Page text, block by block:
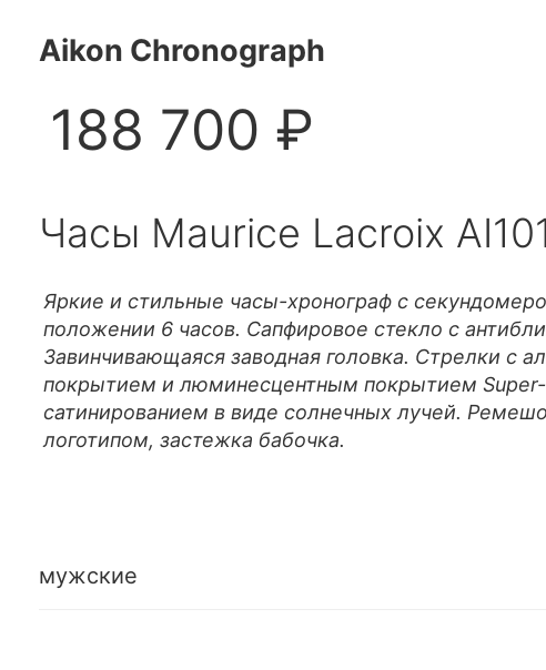
Aikon Chronograph
188 700 ₽
Часы Maurice Lacroix
Яркие и стильные часы-хронограф с
положении 6 часов. Сапфировое стекло с
Завинчивающаяся заводная головка. Стрелки с
покрытием и люминесцентным покрытием
сатинированием в виде солнечных лучей.
логотипом, застежка бабочка.
мужские